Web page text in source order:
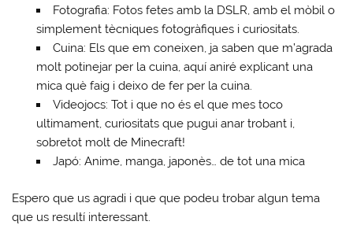
Fotografia: Fotos fetes amb la DSLR, amb el mòbil o
simplement tècniques fotogràfiques i curiositats.
Cuina: Els que em coneixen, ja saben que m’agrada
molt potinejar per la cuina, aquí aniré explicant una
mica què faig i deixo de fer per la cuina.
Videojocs: Tot i que no és el que mes toco
ultimament, curiositats que pugui anar trobant i,
sobretot molt de Minecraft!
Japó: Anime, manga, japonès… de tot una mica
Espero que us agradi i que que podeu trobar algun tema
que us resultí interessant.